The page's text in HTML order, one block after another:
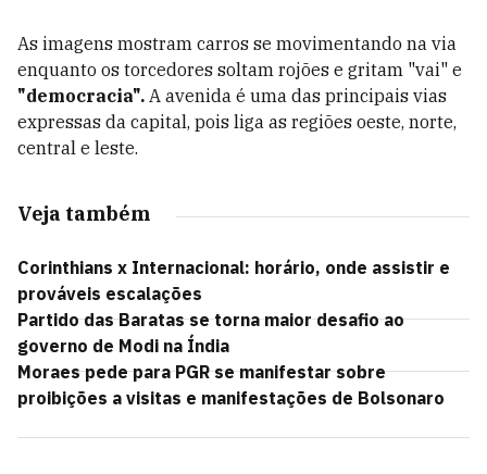
As imagens mostram carros se movimentando na via
enquanto os torcedores soltam rojões e gritam "vai" e
"democracia". A avenida é uma das principais vias
expressas da capital, pois liga as regiões oeste, norte,
central e leste.
Veja também
Corinthians x Internacional: horário, onde assistir e
prováveis escalações
Partido das Baratas se torna maior desafio ao
governo de Modi na Índia
Moraes pede para PGR se manifestar sobre
proibições a visitas e manifestações de Bolsonaro